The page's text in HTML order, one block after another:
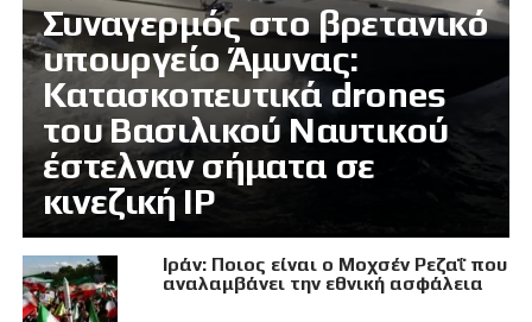
Συναγερμός στο βρετανικό
υπουργείο Άμυνας:
Κατασκοπευτικά drones
του Βασιλικού Ναυτικού
έστελναν σήματα σε
κινεζική IP
Ιράν: Ποιος είναι ο Μοχσέν Ρεζαΐ που
αναλαμβάνει την εθνική ασφάλεια